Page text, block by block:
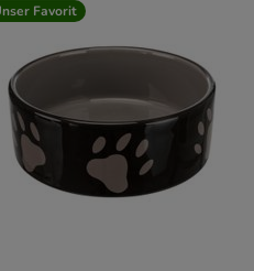
Favorit